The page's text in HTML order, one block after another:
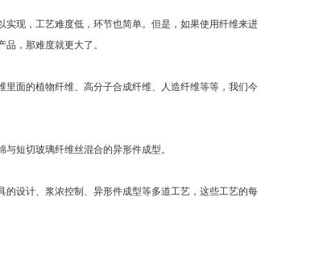
现，工艺难度低，环节也简单。但是，如果使用纤维来进
，那难度就更大了。
面的植物纤维、高分子合成纤维、人造纤维等等，我们今
短切玻璃纤维丝混合的异形件成型。
设计、浆浓控制、异形件成型等多道工艺，这些工艺的每